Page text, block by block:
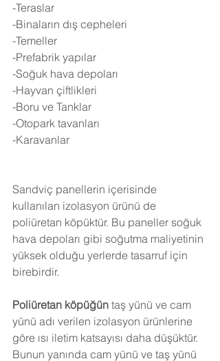
-Teraslar
-Binaların dış cepheleri
-Temeller
-Prefabrik yapılar
-Soğuk hava depoları
-Hayvan çiftlikleri
-Boru ve Tanklar
-Otopark tavanları
-Karavanlar
Sandviç panellerin içerisinde
kullanılan izolasyon ürünü de
poliüretan köpüktür. Bu paneller soğuk
hava depoları gibi soğutma maliyetinin
yüksek olduğu yerlerde tasarruf için
birebirdir.
Poliüretan köpüğün taş yünü ve cam
yünü adı verilen izolasyon ürünlerine
göre ısı iletim katsayısı daha düşüktür.
Bunun yanında cam yünü ve taş yünü